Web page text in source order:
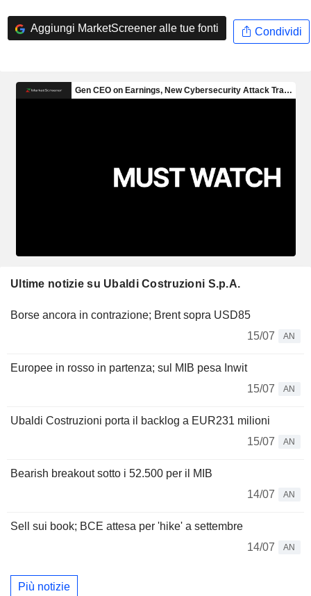
Aggiungi MarketScreener alle tue fonti Condividi
Ultime notizie su Ubaldi Costruzioni S.p.A.
Borse ancora in contrazione; Brent sopra USD85
15/07
AN
Europee in rosso in partenza; sul MIB pesa Inwit
15/07
AN
Ubaldi Costruzioni porta il backlog a EUR231 milioni
15/07
AN
Bearish breakout sotto i 52.500 per il MIB
14/07
AN
Sell sui book; BCE attesa per 'hike' a settembre
14/07
AN
Più notizie